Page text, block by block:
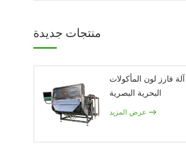
منتجات جديدة
آلة فارز لون المأكولات
البحرية البصرية
عرض المزيد